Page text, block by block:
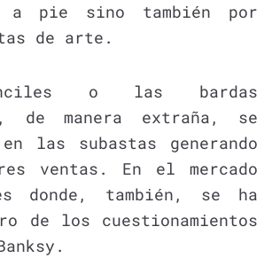
a pie sino también por
de arte.
o las bardas
de manera extraña, se
las subastas generando
ventas. En el mercado
donde, también, se ha
de los cuestionamientos